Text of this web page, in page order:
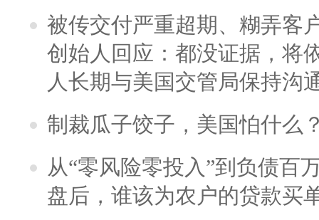
被传交付严重超期、糊弄客
创始人回应：都没证据，将
人长期与美国交管局保持沟
制裁瓜子饺子，美国怕什么
从“零风险零投入”到负债百
盘后，谁该为农户的贷款买